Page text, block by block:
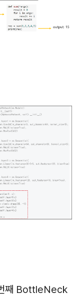
째 BottleNeck